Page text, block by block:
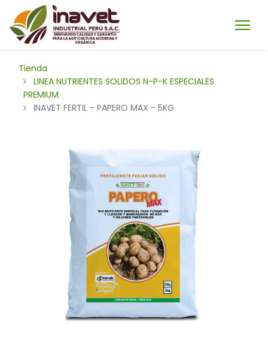
Tienda
LINEA NUTRIENTES SOLIDOS N-P-K ESPECIALES
PREMIUM
INAVET FERTIL - PAPERO MAX - 5KG